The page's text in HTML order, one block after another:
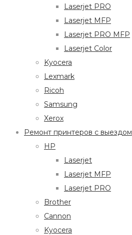
Laserjet PRO
Laserjet MFP
Laserjet PRO MFP
Laserjet Color
Kyocera
Lexmark
Ricoh
Samsung
Xerox
Ремонт принтеров с выездом
HP
Laserjet
Laserjet MFP
Laserjet PRO
Brother
Cannon
Kyocera